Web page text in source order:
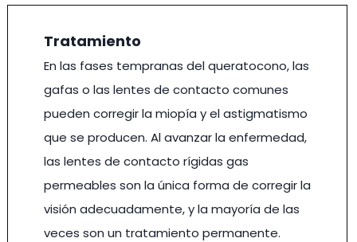
Tratamiento
En las fases tempranas del queratocono, las
gafas o las lentes de contacto comunes
pueden corregir la miopía y el astigmatismo
que se producen. Al avanzar la enfermedad,
las lentes de contacto rígidas gas
permeables son la única forma de corregir la
visión adecuadamente, y la mayoría de las
veces son un tratamiento permanente.